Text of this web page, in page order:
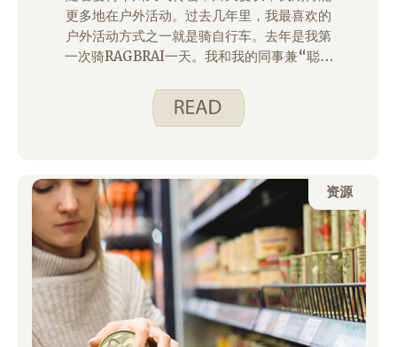
更多地在户外活动。过去几年里，我最喜欢的
户外活动方式之一就是骑自行车。去年是我第
一次骑RAGBRAI一天。我和我的同事兼“聪明
斯汀·胡佛。如果你之前没听说过RAGBRAI，
那是一次为期一周的爱荷华州骑行，途中会在
和能力的人都参与。去年我们玩得很开心，今
年计划再骑一天。为了准备，我会在当地的步
道上骑车。
资源